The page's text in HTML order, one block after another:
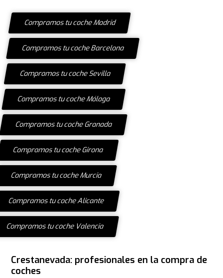
Compramos tu coche Madrid
Compramos tu coche Barcelona
Compramos tu coche Sevilla
Compramos tu coche Málaga
Compramos tu coche Granada
Compramos tu coche Girona
Compramos tu coche Murcia
Compramos tu coche Alicante
Compramos tu coche Valencia
Crestanevada: profesionales en la compra de
coches